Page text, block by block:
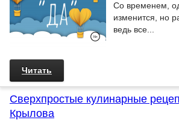
Со временем,
изменится, но
ведь все...
Читать
Сверхпростые кулинарные
Крылова